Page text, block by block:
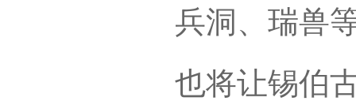
兵洞、瑞兽
也将让锡伯